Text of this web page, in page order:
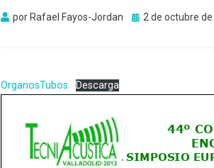
por Rafael Fayos-Jordan
Publicado
2 de octubre
OrganosTubos Descarga